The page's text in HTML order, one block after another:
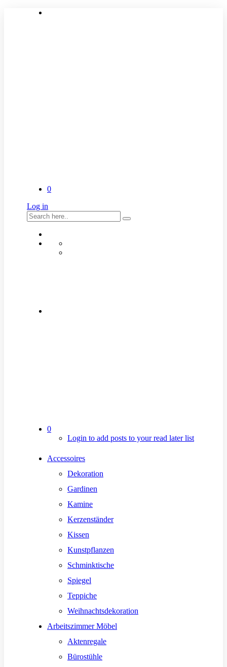
0
Log in
0
Login to add posts to your read later list
Accessoires
Dekoration
Gardinen
Kamine
Kerzenständer
Kissen
Kunstpflanzen
Schminktische
Spiegel
Teppiche
Weihnachtsdekoration
Arbeitszimmer Möbel
Aktenregale
Bürostühle